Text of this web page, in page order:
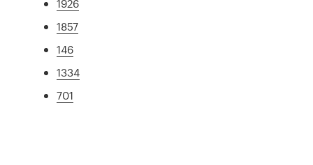
1926
1857
146
1334
701